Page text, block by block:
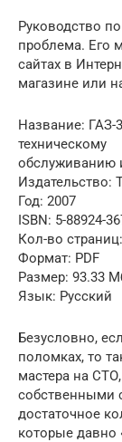
Руководство
проблема. Его
сайтах в
магазине или
Название: ГАЗ-
техническому
обслуживанию
Издательство:
Год: 2007
ISBN: 5-88924-
Кол-во
Формат: PDF
Размер: 93.33
Язык: Русский
Безусловно,
поломках, то
мастера на
собственными
достаточное
которые давно